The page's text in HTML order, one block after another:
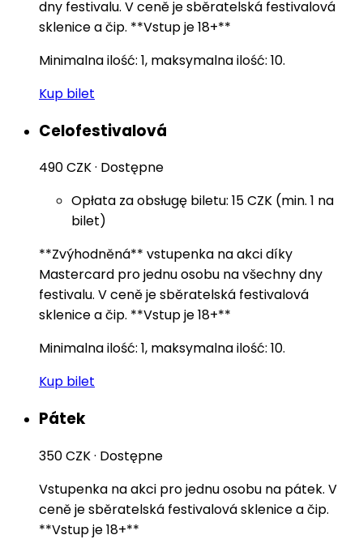
dny festivalu. V ceně je sběratelská festivalová
sklenice a čip. **Vstup je 18+**
Minimalna ilość: 1, maksymalna ilość: 10.
Kup bilet
Celofestivalová
490 CZK· Dostępne
Opłata za obsługę biletu: 15 CZK (min. 1 na
bilet)
**Zvýhodněná** vstupenka na akci díky
Mastercard pro jednu osobu na všechny dny
festivalu. V ceně je sběratelská festivalová
sklenice a čip. **Vstup je 18+**
Minimalna ilość: 1, maksymalna ilość: 10.
Kup bilet
Pátek
350 CZK· Dostępne
Vstupenka na akci pro jednu osobu na pátek. V
ceně je sběratelská festivalová sklenice a čip.
**Vstup je 18+**